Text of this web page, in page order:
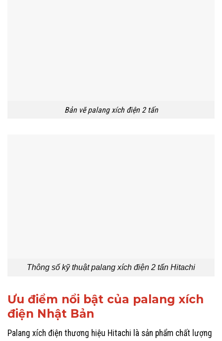
Bản vẽ palang xích điện 2 tấn
Thông số kỹ thuật palang xích điện 2 tấn Hitachi
Ưu điểm nổi bật của palang xích
điện Nhật Bản
Palang xích điện thương hiệu Hitachi là sản phẩm chất lượng